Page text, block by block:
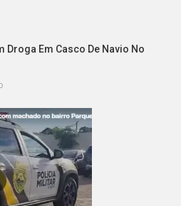
Em Casco De Navio No